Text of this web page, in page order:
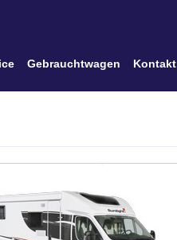
Gebrauchtwagen Kontakt